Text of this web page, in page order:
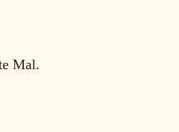
Mal.